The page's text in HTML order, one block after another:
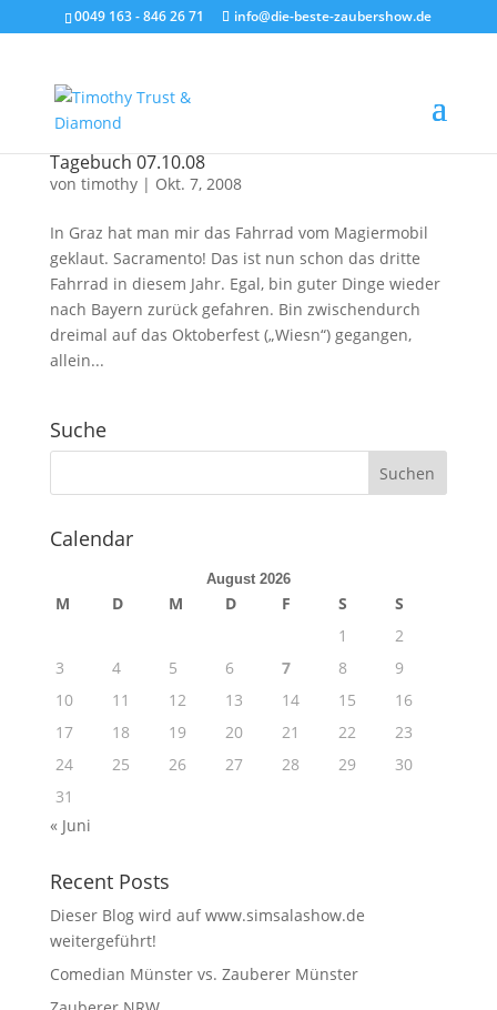
0049 163 - 846 26 71 info@die-beste-zaubershow.de
Tagebuch 07.10.08
von timothy| Okt. 7, 2008
In Graz hat man mir das Fahrrad vom Magiermobil
geklaut. Sacramento! Das ist nun schon das dritte
Fahrrad in diesem Jahr. Egal, bin guter Dinge wieder
nach Bayern zurück gefahren. Bin zwischendurch
dreimal auf das Oktoberfest („Wiesn“) gegangen,
allein...
Suche
Calendar
August 2026
M D M D F S
S
1
2
3
4 5 6 7 8
9
10
11 12 13 14 15
16
17
18 19 20 21 22
23
24
25 26 27 28 29
30
31
« Juni
Recent Posts
Dieser Blog wird auf www.simsalashow.de
weitergeführt!
Comedian Münster vs. Zauberer Münster